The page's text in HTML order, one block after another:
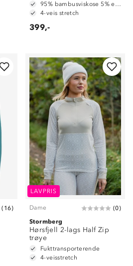
95% bambusviskose 5% elastan
4-veis stretch
399,-
( 16)
LAVPRIS
Dame (0)
Stormberg
Hørsfjell 2-lags Half Zip
trøye
Fukttransporterende
4-veisstretch